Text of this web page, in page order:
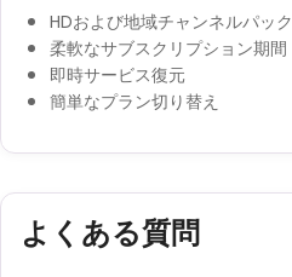
HDおよび地域チャンネルパック
柔軟なサブスクリプション期間
即時サービス復元
簡単なプラン切り替え
よくある質問